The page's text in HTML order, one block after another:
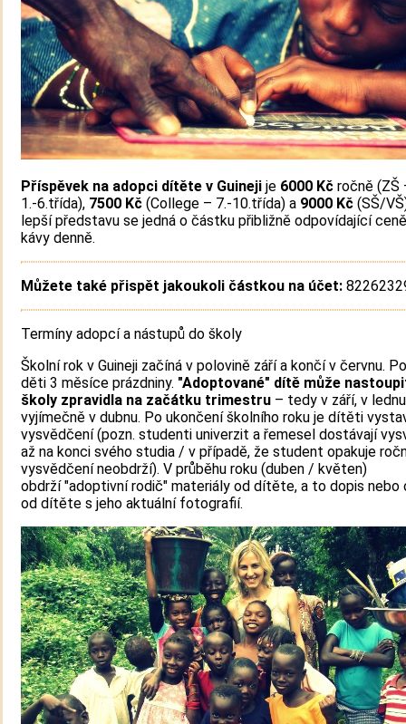
Příspěvek na adopci dítěte v Guineji je 6000 Kč ročně (ZŠ
1.-6.třída), 7500 Kč (College – 7.-10.třída) a 9000 Kč (SŠ/
lepší představu se jedná o částku přibližně odpovídající
kávy denně.
Můžete také přispět jakoukoli částkou na účet:
Termíny adopcí a nástupů do školy
Školní rok v Guineji začíná v polovině září a končí v červnu.
děti 3 měsíce prázdniny. "Adoptované" dítě může
školy zpravidla na začátku trimestru – tedy v září, v
vyjímečně v dubnu. Po ukončení školního roku je dítěti
vysvědčení (pozn. studenti univerzit a řemesel dostávají
až na konci svého studia / v případě, že student opakuje
vysvědčení neobdrží). V průběhu roku (duben / květen)
obdrží "adoptivní rodič" materiály od dítěte, a to dopis nebo
od dítěte s jeho aktuální fotografií.